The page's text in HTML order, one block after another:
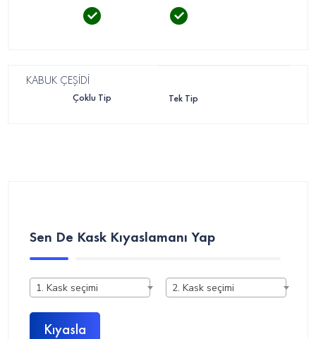
KABUK ÇEŞİDİ
Çoklu Tip Tek Tip
Sen De Kask Kıyaslamanı Yap
1. Kask seçimi 2. Kask seçimi
Kıyasla